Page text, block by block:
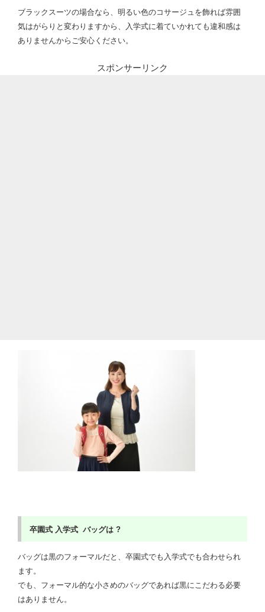
ブラックスーツの場合なら、明るい色のコサージュを飾れば雰囲
気はがらりと変わりますから、入学式に着ていかれても違和感は
ありませんからご安心ください。
スポンサーリンク
卒園式 入学式 バッグは ?
バッグは黒のフォーマルだと、卒園式でも入学式でも合わせられ
ます。
でも、フォーマル的な小さめのバッグであれば黒にこだわる必要
はありません。